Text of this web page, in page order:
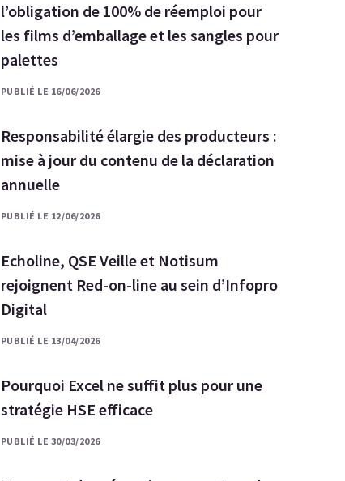
l’obligation de 100% de réemploi pour
les films d’emballage et les sangles pour
palettes
PUBLIÉ LE 16/06/2026
Responsabilité élargie des producteurs :
mise à jour du contenu de la déclaration
annuelle
PUBLIÉ LE 12/06/2026
Echoline, QSE Veille et Notisum
rejoignent Red-on-line au sein d’Infopro
Digital
PUBLIÉ LE 13/04/2026
Pourquoi Excel ne suffit plus pour une
stratégie HSE efficace
PUBLIÉ LE 30/03/2026